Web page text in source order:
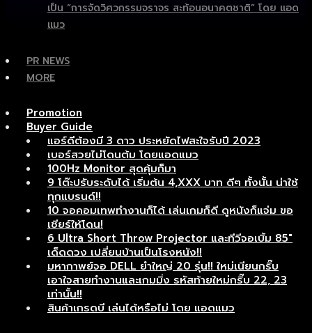
เป็น “การจัดวิศวกรรมจราจร สะท้อนอนาคตชาติ” โดย แอด
แมว
PR NEWS
MORE
Promotion
Buyer Guide
แอร์ดีต้องมี 3 ดาว ประหยัดไฟสะใจรับปี 2023
เบอร์สวยไม่โดนต้ม โดยแอดแมว
100Hz Monitor สุดคุ้มก็มา
9 โต๊ะปรับระดับได้ เริ่มต้น 4,XXX บาท ดีๆ ทั้งนั้น น่าใช้
ทุกแบรนด์!!
10 จอคอมเทพทำงานก็ได้ เล่นเกมก็ดี ดูหนังก็แจ่ม ขอ
เชียร์ให้โดน!
6 Ultra Short Throw Projector และทีวีจอเบิ้ม 85″
เด็ดดวง เปลี่ยนบ้านเป็นโรงหนัง!!
มหากาพย์จอ DELL ยำใหญ่ 20 รุ่น!! ใหม่เนียนกริ๊บ
เอาใจสายทำงานและเกมมิ่ง รหัสท้ายใหม่กริ๊บ 22, 23
เท่านั้น!!
สินค้าเกรดบี เล่นได้หรือไม่ โดย แอดแมว